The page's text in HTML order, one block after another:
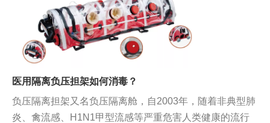
医用隔离负压担架如何消毒？
负压隔离担架又名负压隔离舱，自2003年，随着非典型肺
炎、禽流感、H1N1甲型流感等严重危害人类健康的流行